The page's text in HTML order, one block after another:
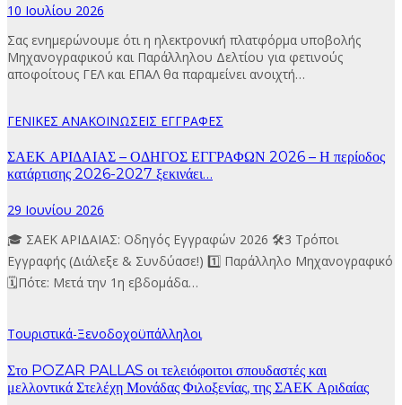
10 Ιουλίου 2026
Σας ενημερώνουμε ότι η ηλεκτρονική πλατφόρμα υποβολής
Μηχανογραφικού και Παράλληλου Δελτίου για φετινούς
αποφοίτους ΓΕΛ και ΕΠΑΛ θα παραμείνει ανοιχτή…
ΓΕΝΙΚΕΣ ΑΝΑΚΟΙΝΩΣΕΙΣ ΕΓΓΡΑΦΕΣ
ΣΑΕΚ ΑΡΙΔΑΙΑΣ – ΟΔΗΓΟΣ ΕΓΓΡΑΦΩΝ 2026 – Η περίοδος
κατάρτισης 2026-2027 ξεκινάει…
29 Ιουνίου 2026
🎓 ΣΑΕΚ ΑΡΙΔΑΙΑΣ: Οδηγός Εγγραφών 2026 🛠3 Τρόποι
Εγγραφής (Διάλεξε & Συνδύασε!) 1️⃣ Παράλληλο Μηχανογραφικό
🗓Πότε: Μετά την 1η εβδομάδα…
Τουριστικά-Ξενοδοχοϋπάλληλοι
Στο POZAR PALLAS οι τελειόφοιτοι σπουδαστές και
μελλοντικά Στελέχη Μονάδας Φιλοξενίας, της ΣΑΕΚ Αριδαίας